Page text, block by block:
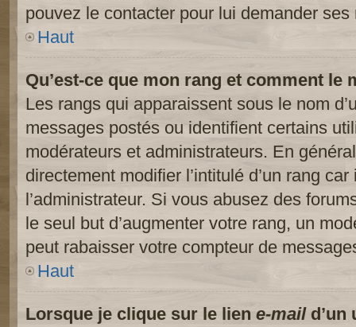
pouvez le contacter pour lui demander ses
Haut
Qu’est-ce que mon rang et comment le
Les rangs qui apparaissent sous le nom
messages postés ou identifient certains
modérateurs et administrateurs. En
directement modifier l’intitulé d’un rang
l’administrateur. Si vous abusez des
le seul but d’augmenter votre rang, un
peut rabaisser votre compteur de
Haut
Lorsque je clique sur le lien e-maild’un